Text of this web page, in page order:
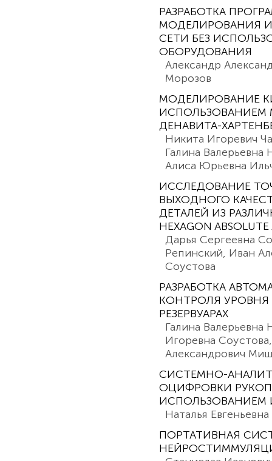
РАЗРАБОТКА
МОДЕЛИРОВАНИЯ
СЕТИ БЕЗ
ОБОРУДОВАНИЯ
Александр
Морозов
МОДЕЛИРОВАНИЕ
ИСПОЛЬЗОВАНИЕМ
ДЕНАВИТА-
Никита Игоревич
Галина Валерьевна
Алиса Юрьевна
ИССЛЕДОВАНИЕ
ВЫХОДНОГО
ДЕТАЛЕЙ ИЗ
HEXAGON
Дарья Сергеевна
Репинский, Иван
Соустова
РАЗРАБОТКА
КОНТРОЛЯ
РЕЗЕРВУАРАХ
Галина
Игоревна
Александрович
СИСТЕМНО-
ОЦИФРОВКИ
ИСПОЛЬЗОВАНИЕМ
Наталья
ПОРТАТИВНАЯ